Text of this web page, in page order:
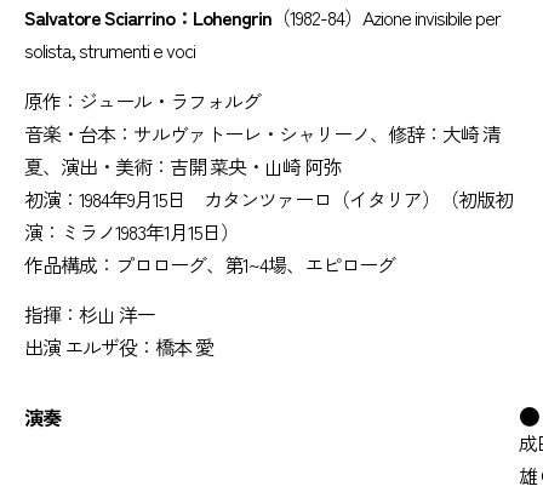
Salvatore Sciarrino：Lohengrin （1982-84）Azione invisibile per
solista, strumenti e voci
原作：ジュール・ラフォルグ
音楽・台本：サルヴァトーレ・シャリーノ、修辞：大崎 清
夏、演出・美術：吉開 菜央・山崎 阿弥
初演：1984年9月15日 カタンツァーロ（イタリア）（初版初
演：ミラノ1983年1月15日）
作品構成：プロローグ、第1~4場、エピローグ
指揮：杉山 洋一
出演 エルザ役：橋本 愛
演奏 ●
成
雄